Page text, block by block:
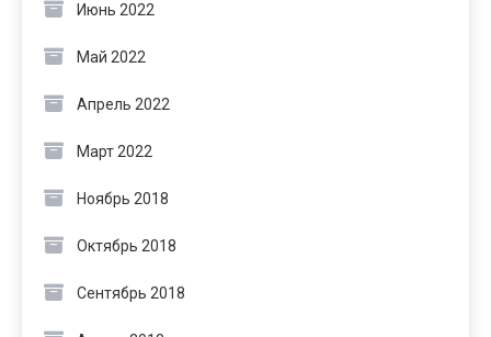
Июнь 2022
Май 2022
Апрель 2022
Март 2022
Ноябрь 2018
Октябрь 2018
Сентябрь 2018